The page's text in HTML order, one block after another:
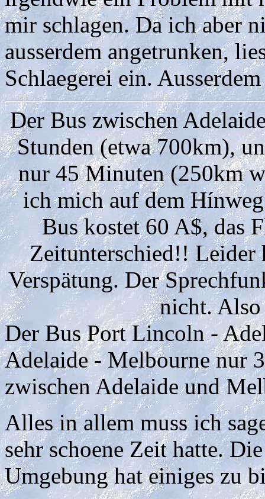
mir schlagen. Da ich aber
ausserdem angetrunken,
Schlaegerei ein.
Der Bus zwischen
Stunden (etwa 700km),
nur 45 Minuten (250km
ich mich auf dem
Bus kostet 60 A$, das
Zeitunterschied!! Leider
Verspätung. Der
nicht. Also
Der Bus Port Lincoln -
Adelaide - Melbourne nur
zwischen Adelaide und
Alles in allem muss ich
sehr schoene Zeit hatte.
Umgebung hat einiges zu